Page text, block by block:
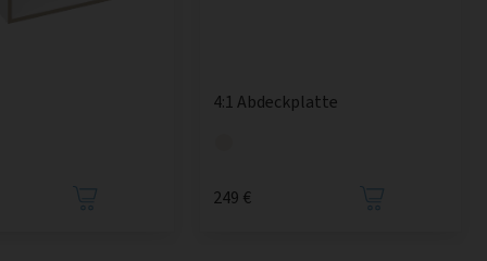
4:1 Abdeckplatte
249 €